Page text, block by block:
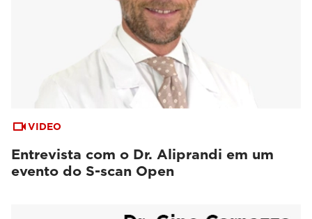
VIDEO
Entrevista com o Dr. Aliprandi em um
evento do S-scan Open